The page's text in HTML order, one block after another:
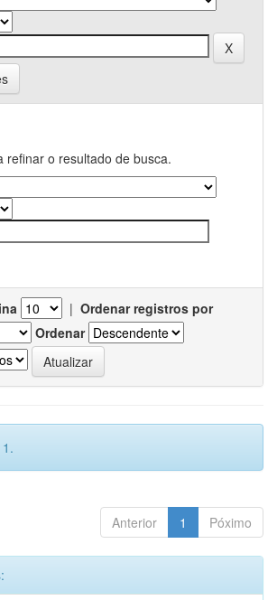
refinar o resultado de busca.
| Ordenar registros por
Ordenar
Anterior 1 Póximo